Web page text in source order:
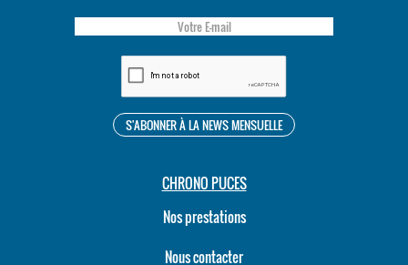
CHRONO PUCES
Nos prestations
Nous contacter